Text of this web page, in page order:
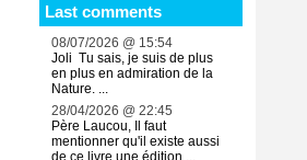
Last comments
08/07/2026 @ 15:54
Joli Tu sais, je suis de plus
en plus en admiration de la
Nature. ...
28/04/2026 @ 22:45
Père Laucou, Il faut
mentionner qu'il existe aussi
de ce livre une édition ...